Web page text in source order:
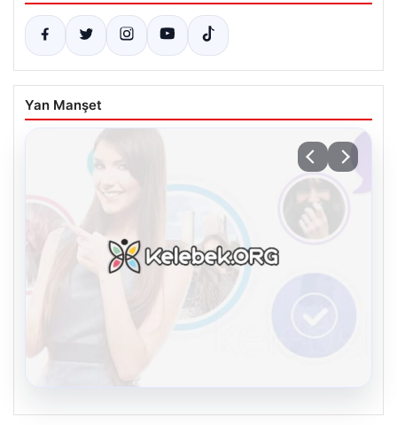
Yan Manşet
08.08.2026